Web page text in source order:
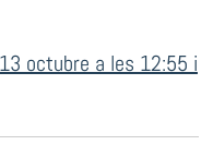
octubre a les 12:55 i